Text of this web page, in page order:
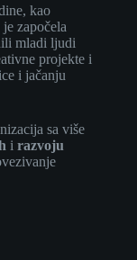
kao
započela
mladi ljudi
projekte i
i jačanju
sa više
i razvoju